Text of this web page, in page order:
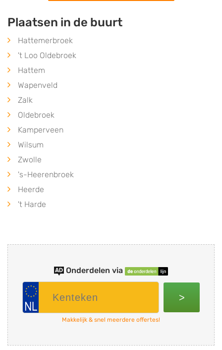
Plaatsen in de buurt
Hattemerbroek
't Loo Oldebroek
Hattem
Wapenveld
Zalk
Oldebroek
Kamperveen
Wilsum
Zwolle
's-Heerenbroek
Heerde
't Harde
Onderdelen via
>
Makkelijk & snel meerdere offertes!